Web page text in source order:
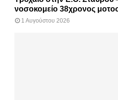
νοσοκομείο 38χρονος
1 Αυγούστου 2026